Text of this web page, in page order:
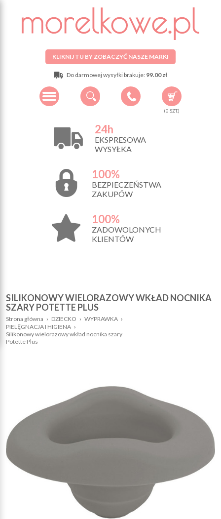
KLIKNIJ TU BY ZOBACZYĆ NASZE MARKI
Do darmowej wysyłki brakuje: 99.00 zł
(0 SZT.)
24h
EKSPRESOWA
WYSYŁKA
100%
BEZPIECZEŃSTWA
ZAKUPÓW
100%
ZADOWOLONYCH
KLIENTÓW
SILIKONOWY WIELORAZOWY WKŁAD NOCNIKA
SZARY POTETTE PLUS
Strona główna › DZIECKO › WYPRAWKA ›
PIELĘGNACJA I HIGIENA ›
Silikonowy wielorazowy wkład nocnika szary
Potette Plus